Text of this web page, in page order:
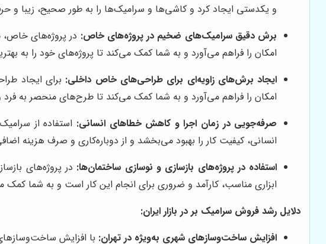
و یکدستی ایجاد کرد و کاشی‌ها و سرامیک‌ها را به طور صحیح، زیبا و
برش دقیق سرامیک‌های ضخیم در پروژه‌های خاص: در پروژه‌های
امکان را فراهم می‌آورد و به شما کمک می‌کند تا پروژه‌های خود را به
ایجاد برش‌های زاویه‌ای برای طراحی‌های خاص داخلی: برای ایجاد
امکان را فراهم می‌آورد و به شما کمک می‌کند تا طرح‌های منحصر به فرد
صرفه‌جویی در زمان اجرا و کاهش خطاهای انسانی: استفاده از
انسانی، کیفیت کار را بهبود می‌بخشد و از دوباره‌کاری و صرف هزینه
استفاده در پروژه‌های بازسازی و نوسازی ساختمان‌ها: در پروژه‌های
ابزاری مناسب، کارآمد و ضروری برای انجام این کار است و به شما
دلایل رشد فروش سرامیک بر در بازار ایران:
افزایش ساخت‌وسازهای شهری به‌ویژه در تهران: با افزایش